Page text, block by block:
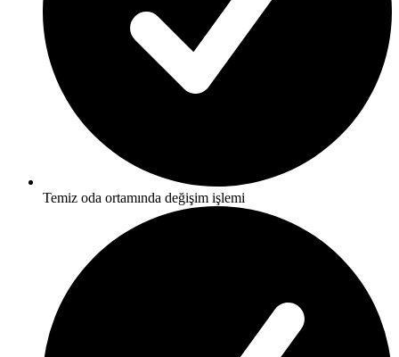
Temiz oda ortamında değişim işlemi